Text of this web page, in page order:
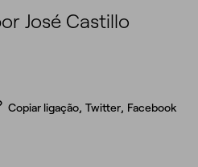
José Castillo
Copiar ligação, Twitter, Facebook